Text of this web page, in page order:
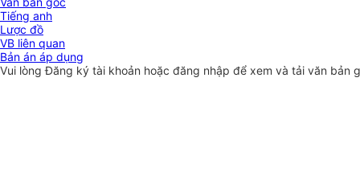
Tiếng anh
Lược đồ
VB liên quan
Bản án áp dụng
Vui lòngĐăng ký tài khoản hoặc đăng nhập để xem và tải văn bản